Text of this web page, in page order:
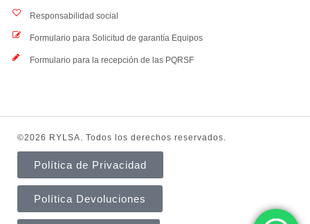
Responsabilidad social
Formulario para Solicitud de garantía Equipos
Formulario para la recepción de las PQRSF
©2026 RYLSA. Todos los derechos reservados.
Política de Privacidad
Política Devoluciones